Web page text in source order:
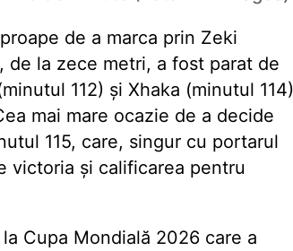
de a marca prin Zeki
de la zece metri, a fost parat de
112) și Xhaka (minutul 114)
mai mare ocazie de a decide
115, care, singur cu portarul
victoria și calificarea pentru
Cupa Mondială 2026 care a